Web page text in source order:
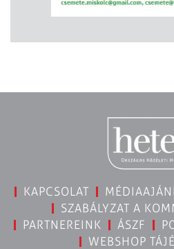
KAPCSOLAT
SZABÁLYZAT A
PARTNEREINK
ÁSZF
WEBSHOP